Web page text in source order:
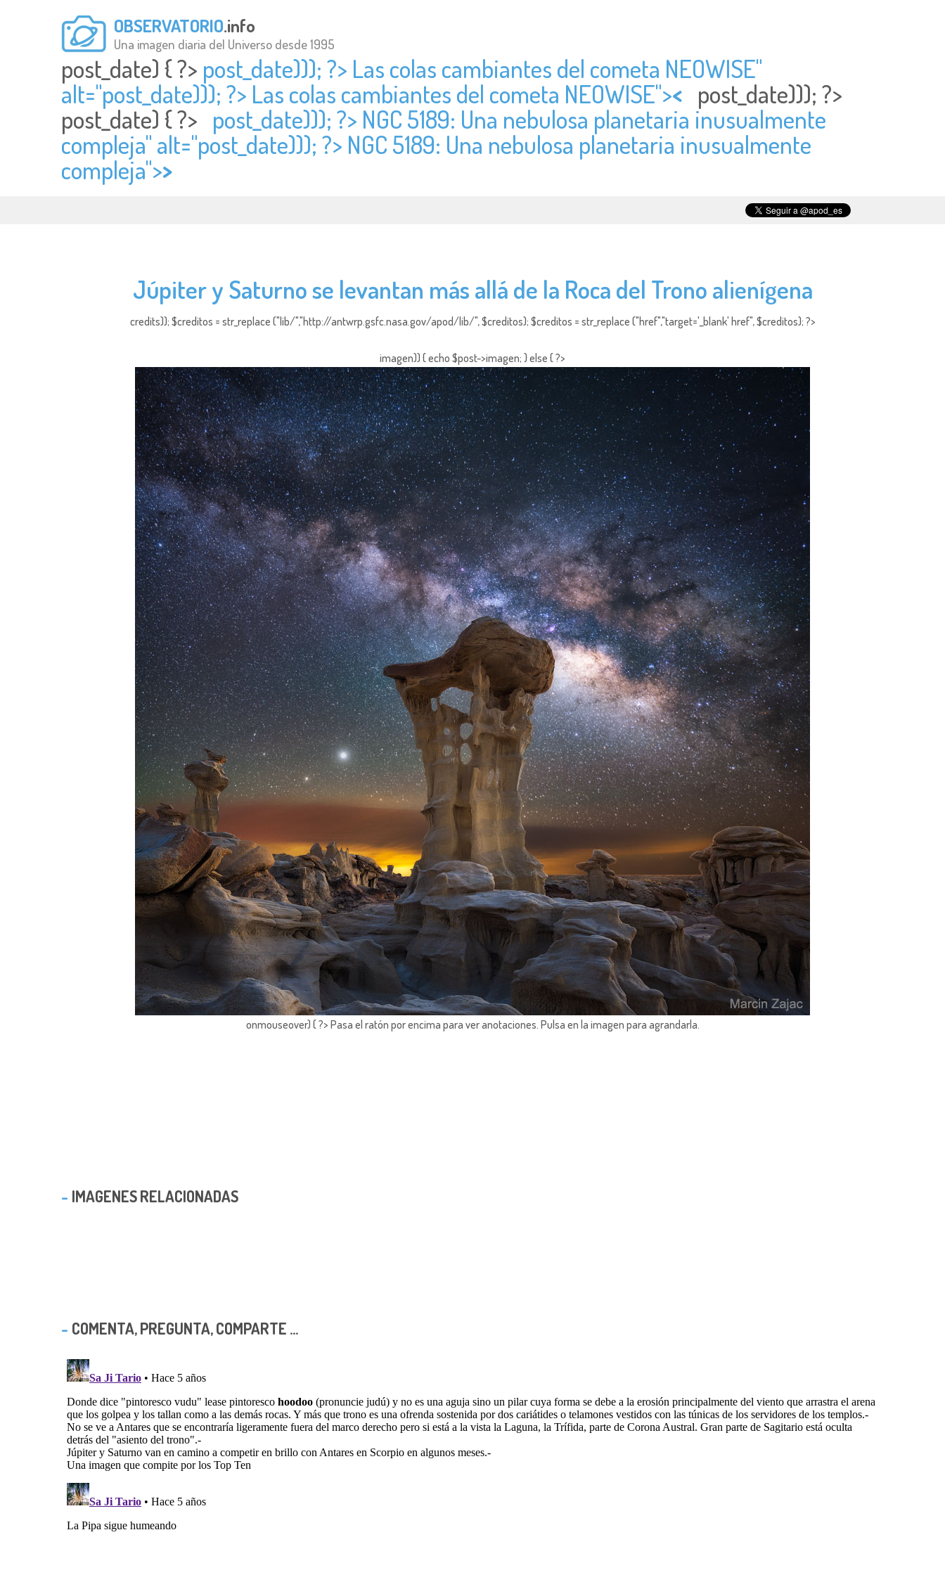
OBSERVATORIO.info
Una imagen diaria del Universo desde 1995
post_date) { ?> post_date))); ?> Las colas cambiantes del cometa NEOWISE"
alt="post_date))); ?> Las colas cambiantes del cometa NEOWISE">< post_date))); ?>
post_date) { ?> post_date))); ?> NGC 5189: Una nebulosa planetaria inusualmente
compleja" alt="post_date))); ?> NGC 5189: Una nebulosa planetaria inusualmente
compleja">>
Júpiter y Saturno se levantan más allá de la Roca del Trono alienígena
credits)); $creditos = str_replace ("lib/","http://antwrp.gsfc.nasa.gov/apod/lib/", $creditos); $creditos = str_replace ("href","target='_blank' href", $creditos); ?>
imagen)) { echo $post->imagen; } else { ?>
onmouseover) { ?> Pasa el ratón por encima para ver anotaciones. Pulsa en la imagen para agrandarla.
IMAGENES RELACIONADAS
COMENTA, PREGUNTA, COMPARTE ...